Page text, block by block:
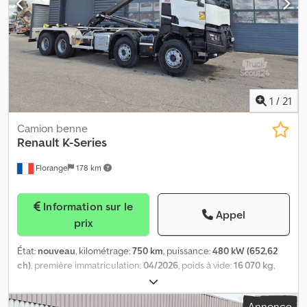
SANS CLE FEUX ET ESSUIES GLACES AUTOMATIQUES
BLUETOOTH BLOCAGE DIFFERENTIEL ANTI BROUILLARD TOIT
OUVRANT… EMPATTEMENT 4250mm GARANTIE 3 ANS
1 / 21
Florange 178 km
Camion benne
Renault K-Series
prix
Appel
État: nouveau, kilométrage:750 km, puissance:480 kW (652,62
ch), première immatriculation:04/2026, poids à vide:16 070 kg,
32 000 kg
essieux, empattement:5 mm, carburant:diesel, type d'engrenage: